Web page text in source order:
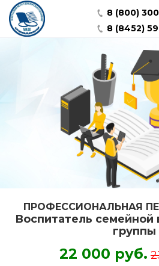
8 (800)
8 (8452)
ПРОФЕССИОНАЛЬНАЯ
Воспитатель семейной
группы
22 000 руб.